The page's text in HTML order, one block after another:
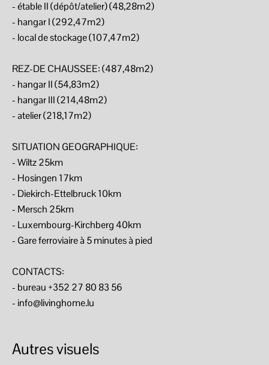
- étable II (dépôt/atelier) (48,28m2)
- hangar I (292,47m2)
- local de stockage (107,47m2)
REZ-DE CHAUSSEE: (487,48m2)
- hangar II (54,83m2)
- hangar III (214,48m2)
- atelier (218,17m2)
SITUATION GEOGRAPHIQUE:
- Wiltz 25km
- Hosingen 17km
- Diekirch-Ettelbruck 10km
- Mersch 25km
- Luxembourg-Kirchberg 40km
- Gare ferroviaire à 5 minutes à pied
CONTACTS:
- bureau +352 27 80 83 56
- info@livinghome.lu
Autres visuels